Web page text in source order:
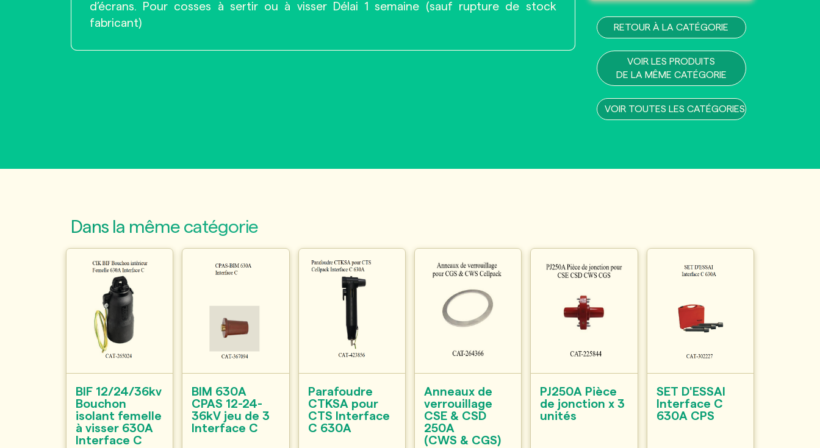
d’écrans. Pour cosses à sertir ou à visser Délai 1 semaine (sauf rupture de stock
fabricant)
RETOUR À LA CATÉGORIE
VOIR LES PRODUITS
DE LA MÊME CATÉGORIE
VOIR TOUTES LES CATÉGORIES
Dans la même catégorie
BIF 12/24/36kv
Bouchon
isolant femelle
à visser 630A
Interface C
BIM 630A
CPAS 12-24-
36kV jeu de 3
Interface C
Parafoudre
CTKSA pour
CTS Interface
C 630A
Anneaux de
verrouillage
CSE & CSD
250A
(CWS & CGS)
PJ250A Pièce
de jonction x 3
unités
SET D'ESSAI
Interface C
630A CPS